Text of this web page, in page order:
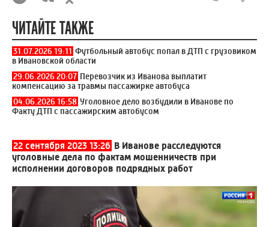
ЧИТАЙТЕ ТАКЖЕ
31.07.2026 19:11 Футбольный автобус попал в ДТП с грузовиком
в Ивановской области
29.06.2026 20:07 Перевозчик из Иванова выплатит
компенсацию за травмы пассажирке автобуса
04.06.2026 16:58 Уголовное дело возбудили в Иванове по
Факту ДТП с пассажирским автобусом
22 сентября 2023 13:26 В Иванове расследуются
уголовные дела по фактам мошенничеств при
исполнении договоров подрядных работ